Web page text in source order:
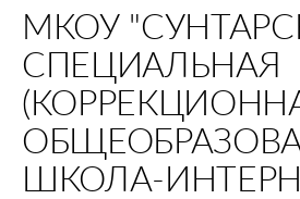
МКОУ
СПЕЦИАЛЬНАЯ
ШКОЛА-